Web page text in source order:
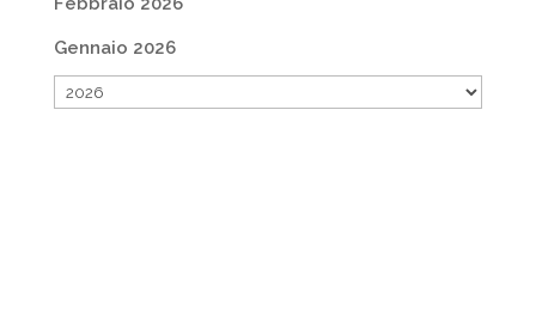
Gennaio 2026